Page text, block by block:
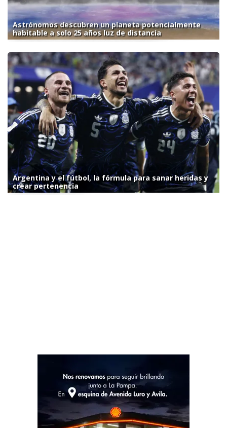
Astrónomos descubren un planeta potencialmente
habitable a solo 25 años luz de distancia
Argentina y el fútbol, la fórmula para sanar heridas y
crear pertenencia